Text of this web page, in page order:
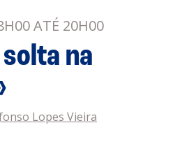
ATÉ 20H00
na
Lopes Vieira